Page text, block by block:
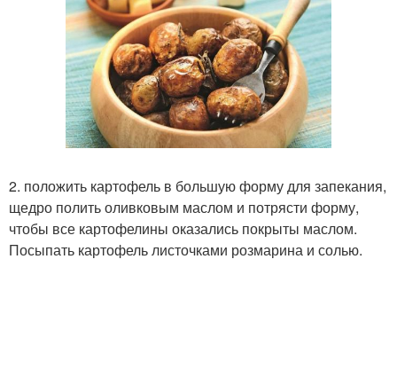
2. положить картофель в большую форму для запекания,
щедро полить оливковым маслом и потрясти форму,
чтобы все картофелины оказались покрыты маслом.
Посыпать картофель листочками розмарина и солью.